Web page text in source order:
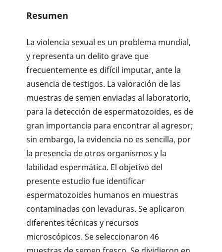
Resumen
La violencia sexual es un problema mundial,
y representa un delito grave que
frecuentemente es difícil imputar, ante la
ausencia de testigos. La valoración de las
muestras de semen enviadas al laboratorio,
para la detección de espermatozoides, es de
gran importancia para encontrar al agresor;
sin embargo, la evidencia no es sencilla, por
la presencia de otros organismos y la
labilidad espermática. El objetivo del
presente estudio fue identificar
espermatozoides humanos en muestras
contaminadas con levaduras. Se aplicaron
diferentes técnicas y recursos
microscópicos. Se seleccionaron 46